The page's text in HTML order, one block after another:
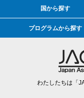
国から探す
プログラムから探す
わたしたちは「